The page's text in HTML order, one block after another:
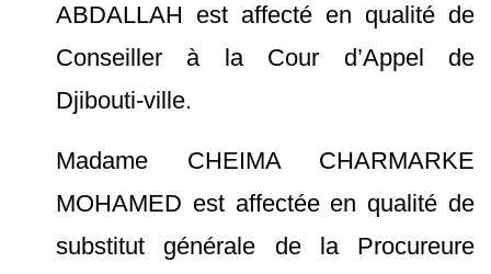
ABDALLAH est affecté en qualité de
Conseiller à la Cour d’Appel de
Djibouti-ville.
Madame CHEIMA CHARMARKE
MOHAMED est affectée en qualité de
substitut générale de la Procureure